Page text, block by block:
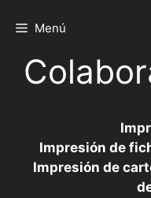
Menú
Impresión de
Impresión de